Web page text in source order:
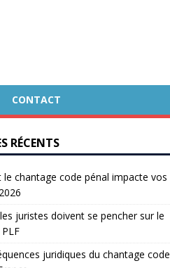
CONTACT
RÉCENTS
le chantage code pénal impacte vos
juristes doivent se pencher sur le
juridiques du chantage code